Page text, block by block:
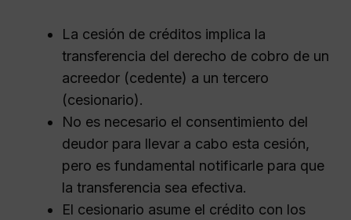
La cesión de créditos implica la
transferencia del derecho de cobro de un
acreedor (cedente) a un tercero
(cesionario).
No es necesario el consentimiento del
deudor para llevar a cabo esta cesión,
pero es fundamental notificarle para que
la transferencia sea efectiva.
El cesionario asume el crédito con los